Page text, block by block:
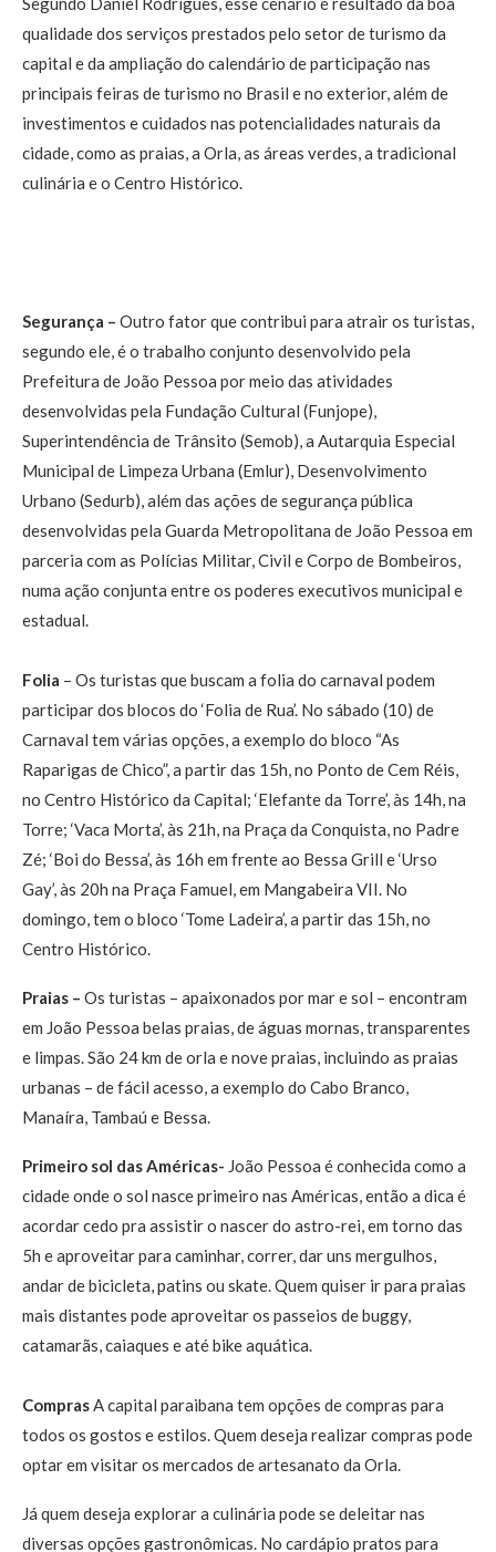
qualidade dos serviços prestados pelo setor de turismo da
capital e da ampliação do calendário de participação nas
principais feiras de turismo no Brasil e no exterior, além de
investimentos e cuidados nas potencialidades naturais da
cidade, como as praias, a Orla, as áreas verdes, a tradicional
culinária e o Centro Histórico.
Segurança – Outro fator que contribui para atrair os turistas,
segundo ele, é o trabalho conjunto desenvolvido pela
Prefeitura de João Pessoa por meio das atividades
desenvolvidas pela Fundação Cultural (Funjope),
Superintendência de Trânsito (Semob), a Autarquia Especial
Municipal de Limpeza Urbana (Emlur), Desenvolvimento
Urbano (Sedurb), além das ações de segurança pública
desenvolvidas pela Guarda Metropolitana de João Pessoa em
parceria com as Polícias Militar, Civil e Corpo de Bombeiros,
numa ação conjunta entre os poderes executivos municipal e
estadual.
Folia – Os turistas que buscam a folia do carnaval podem
participar dos blocos do ‘Folia de Rua’. No sábado (10) de
Carnaval tem várias opções, a exemplo do bloco “As
Raparigas de Chico”, a partir das 15h, no Ponto de Cem Réis,
no Centro Histórico da Capital; ‘Elefante da Torre’, às 14h, na
Torre; ‘Vaca Morta’, às 21h, na Praça da Conquista, no Padre
Zé; ‘Boi do Bessa’, às 16h em frente ao Bessa Grill e ‘Urso
Gay’, às 20h na Praça Famuel, em Mangabeira VII. No
domingo, tem o bloco ‘Tome Ladeira’, a partir das 15h, no
Centro Histórico.
Praias – Os turistas – apaixonados por mar e sol – encontram
em João Pessoa belas praias, de águas mornas, transparentes
e limpas. São 24 km de orla e nove praias, incluindo as praias
urbanas – de fácil acesso, a exemplo do Cabo Branco,
Manaíra, Tambaú e Bessa.
Primeiro sol das Américas- João Pessoa é conhecida como a
cidade onde o sol nasce primeiro nas Américas, então a dica é
acordar cedo pra assistir o nascer do astro-rei, em torno das
5h e aproveitar para caminhar, correr, dar uns mergulhos,
andar de bicicleta, patins ou skate. Quem quiser ir para praias
mais distantes pode aproveitar os passeios de buggy,
catamarãs, caiaques e até bike aquática.
Compras A capital paraibana tem opções de compras para
todos os gostos e estilos. Quem deseja realizar compras pode
optar em visitar os mercados de artesanato da Orla.
Já quem deseja explorar a culinária pode se deleitar nas
diversas opções gastronômicas. No cardápio pratos para